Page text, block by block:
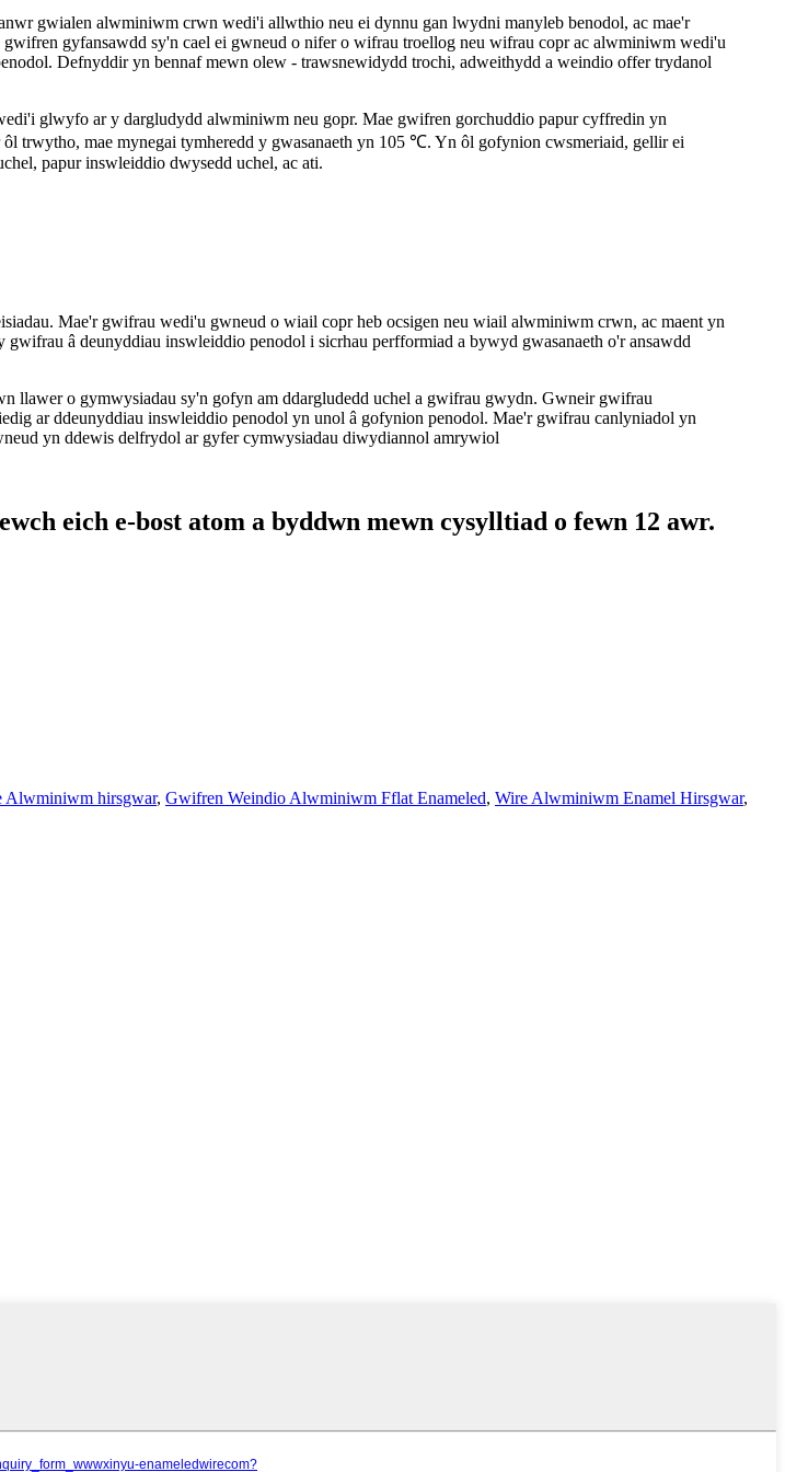
gwialen alwminiwm crwn wedi'i allwthio neu ei dynnu gan lwydni manyleb benodol, ac mae'r
gyfansawdd sy'n cael ei gwneud o nifer o wifrau troellog neu wifrau copr ac alwminiwm wedi'u
Defnyddir yn bennaf mewn olew - trawsnewidydd trochi, adweithydd a weindio offer trydanol
glwyfo ar y dargludydd alwminiwm neu gopr. Mae gwifren gorchuddio papur cyffredin yn
trwytho, mae mynegai tymheredd y gwasanaeth yn 105 ℃. Yn ôl gofynion cwsmeriaid, gellir ei
papur inswleiddio dwysedd uchel, ac ati.
Mae'r gwifrau wedi'u gwneud o wiail copr heb ocsigen neu wiail alwminiwm crwn, ac maent yn
â deunyddiau inswleiddio penodol i sicrhau perfformiad a bywyd gwasanaeth o'r ansawdd
llawer o gymwysiadau sy'n gofyn am ddargludedd uchel a gwifrau gwydn. Gwneir gwifrau
ar ddeunyddiau inswleiddio penodol yn unol â gofynion penodol. Mae'r gwifrau canlyniadol yn
yn ddewis delfrydol ar gyfer cymwysiadau diwydiannol amrywiol
eich e-bost atom a byddwn mewn cysylltiad o fewn 12 awr.
Alwminiwm hirsgwar, Gwifren Weindio Alwminiwm Fflat Enameled, Wire Alwminiwm Enamel Hirsgwar,